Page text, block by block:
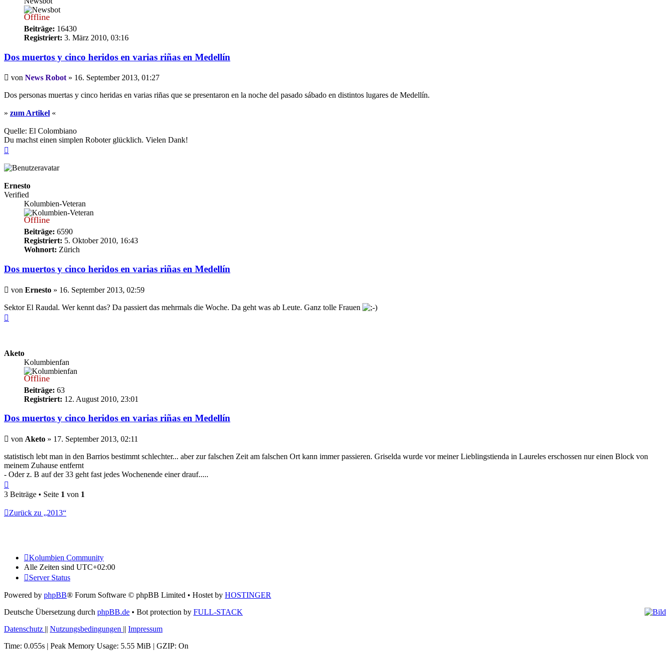
Offline
Beiträge: 16430
Registriert: 3. März 2010, 03:16
Dos muertos y cinco heridos en varias riñas en Medellín
Beitrag
von News Robot » 16. September 2013, 01:27
Dos personas muertas y cinco heridas en varias riñas que se presentaron en la noche del pasado sábado en distintos lugares de Medellín.
» zum Artikel «
Quelle: El Colombiano
Du machst einen simplen Roboter glücklich. Vielen Dank!
Ernesto
Verified
Kolumbien-Veteran
Offline
Beiträge: 6590
Registriert: 5. Oktober 2010, 16:43
Wohnort: Zürich
Dos muertos y cinco heridos en varias riñas en Medellín
Beitrag
von Ernesto » 16. September 2013, 02:59
Sektor El Raudal. Wer kennt das? Da passiert das mehrmals die Woche. Da geht was ab Leute. Ganz tolle Frauen
Aketo
Kolumbienfan
Offline
Beiträge: 63
Registriert: 12. August 2010, 23:01
Dos muertos y cinco heridos en varias riñas en Medellín
Beitrag
von Aketo » 17. September 2013, 02:11
statistisch lebt man in den Barrios bestimmt schlechter... aber zur falschen Zeit am falschen Ort kann immer passieren. Griselda wurde vor meiner Lieblingstienda in Laureles erschossen nur einen Block von
meinem Zuhause entfernt
- Oder z. B auf der 33 geht fast jedes Wochenende einer drauf.....
oben
3 Beiträge • Seite 1 von 1
Zurück zu „2013“
Kolumbien Community
Alle Zeiten sind UTC+02:00
Server Status
Powered by phpBB® Forum Software © phpBB Limited • Hostet by HOSTINGER
Deutsche Übersetzung durch phpBB.de • Bot protection by FULL-STACK
Datenschutz || Nutzungsbedingungen || Impressum
Time: 0.055s | Peak Memory Usage: 5.55 MiB | GZIP: On